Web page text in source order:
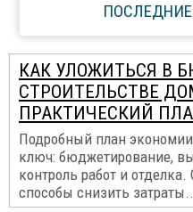
КАК УЛОЖИТЬСЯ В
СТРОИТЕЛЬСТВЕ
ПРАКТИЧЕСКИЙ
Подробный план
ключ: бюджетирование,
контроль работ и
способы снизить